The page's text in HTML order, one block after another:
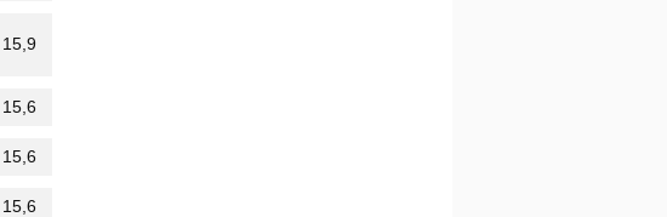
15,9
15,6
15,6
15,6